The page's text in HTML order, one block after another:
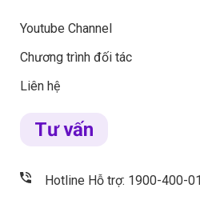
Youtube Channel
Chương trình đối tác
Liên hệ
Tư vấn
Hotline Hỗ trợ: 1900-400-